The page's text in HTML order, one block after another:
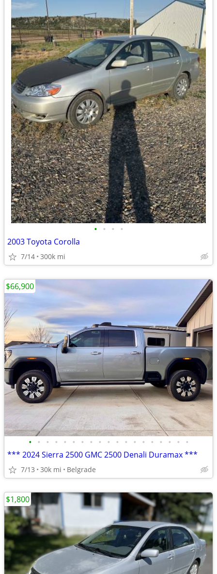
• • • •
2003 Toyota Corolla
7/14 300k mi
• • • • • • • • • • • • • • • • • • •
*** 2024 Sierra 2500 GMC 2500 Denali Duramax ***
7/13 30k mi Belgrade
$66,900
$1,800